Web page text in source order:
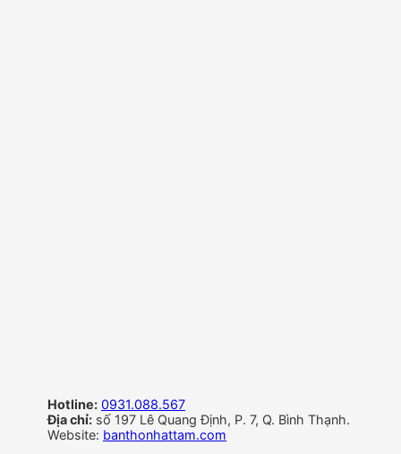
Hotline: 0931.088.567
Địa chỉ: số 197 Lê Quang Định, P. 7, Q. Bình Thạnh.
Website: banthonhattam.com